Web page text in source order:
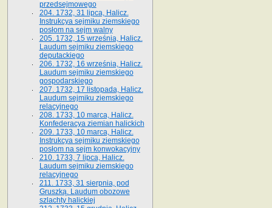
przedsejmowego
204. 1732, 31 lipca, Halicz.
Instrukcya sejmiku ziemskiego
posłom na sejm walny
205. 1732, 15 września, Halicz.
Laudum sejmiku ziemskiego
deputackiego
206. 1732, 16 września, Halicz.
Laudum sejmiku ziemskiego
gospodarskiego
207. 1732, 17 listopada, Halicz.
Laudum sejmiku ziemskiego
relacyjnego
208. 1733, 10 marca, Halicz.
Konfederacya ziemian halickich­
209. 1733, 10 marca, Halicz.
Instrukcya sejmiku ziemskiego
posłom na sejm konwokacyjny
210. 1733, 7 lipca, Halicz.
Laudum sejmiku ziemskiego
relacyjnego
211. 1733, 31 sierpnia, pod
Gruszką. Laudum obozowe
szlachty halickiej